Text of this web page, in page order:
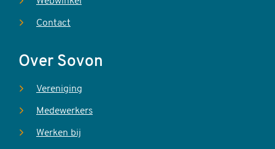
Contact
Over Sovon
Vereniging
Medewerkers
Werken bij